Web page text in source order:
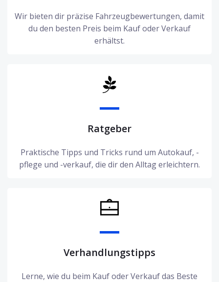
Wir bieten dir präzise Fahrzeugbewertungen, damit
du den besten Preis beim Kauf oder Verkauf
erhältst.
Ratgeber
Praktische Tipps und Tricks rund um Autokauf, -
pflege und -verkauf, die dir den Alltag erleichtern.
Verhandlungstipps
Lerne, wie du beim Kauf oder Verkauf das Beste